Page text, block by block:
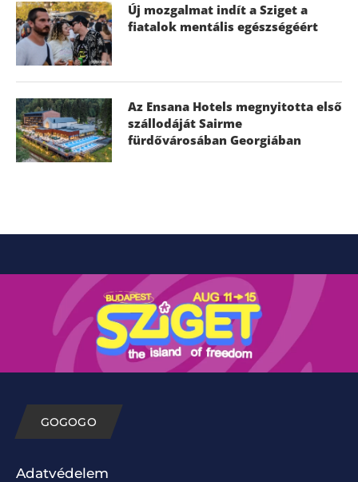
Új mozgalmat indít a Sziget a
fiatalok mentális egészségéért
Az Ensana Hotels megnyitotta első
szállodáját Sairme
fürdővárosában Georgiában
GOGOGO
Adatvédelem